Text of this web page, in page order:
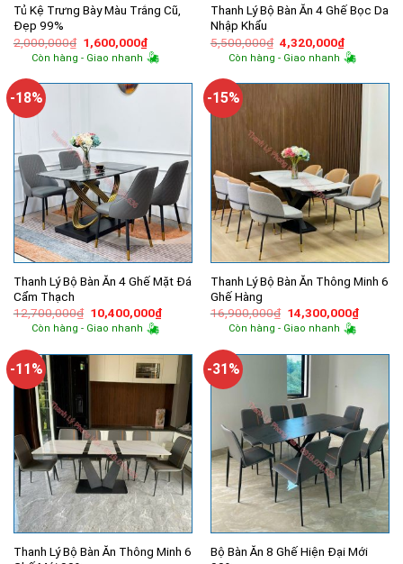
Tủ Kệ Trưng Bày Màu Trắng Cũ,
Đẹp 99%
2,000,000₫ Giá
gốc
là:
1,600,000₫Giá
hiện
tại
1,600,000₫.
Còn hàng - Giao nhanh
Thanh Lý Bộ Bàn Ăn 4 Ghế Bọc Da
Nhập Khẩu
5,500,000₫ Giá
gốc
là:
4,320,000₫Giá
hiện
tại
Còn hàng - Giao nhanh
-18%
Thanh Lý Bộ Bàn Ăn 4 Ghế Mặt Đá
Cẩm Thạch
12,700,000₫ Giá
gốc
là:
10,400,000₫Giá
hiện
10,400,000₫.
Còn hàng - Giao nhanh
-15%
Thanh Lý Bộ Bàn Ăn Thông Minh 6
Ghế Hàng
16,900,000₫ Giá
gốc
là:
14,300,000₫Giá
hiện
Còn hàng - Giao nhanh
-11%
Thanh Lý Bộ Bàn Ăn Thông Minh 6
-31%
Bộ Bàn Ăn 8 Ghế Hiện Đại Mới